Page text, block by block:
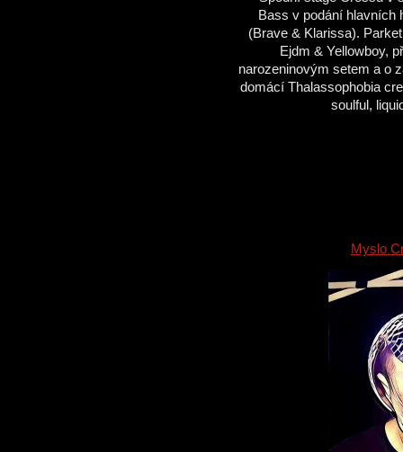
Bass v podání hlavních
(Brave & Klarissa).
Ejdm & Yellowboy,
narozeninovým setem a o
domácí Thalassophobia
soulful,
Myslo